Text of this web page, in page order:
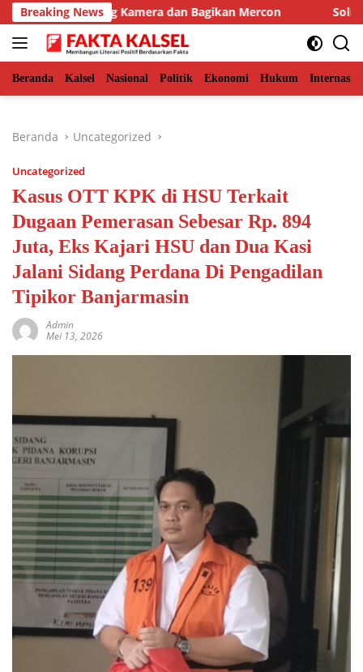
Langsung
ke
konten
Breaking News
Kamera dan Bagikan Mercon Solid Bersama
Beranda Kalsel Nasional Politik Ekonomi Hukum
Beranda Uncategorized
Uncategorized
Kasus OTT KPK di HSU Terkait
Dugaan Pemerasan Sebesar Rp. 894
Juta, Eks Kajari HSU dan Dua Kasi
Jalani Sidang Perdana Di Pengadilan
Tipikor Banjarmasin
Admin
Mei 13, 2026